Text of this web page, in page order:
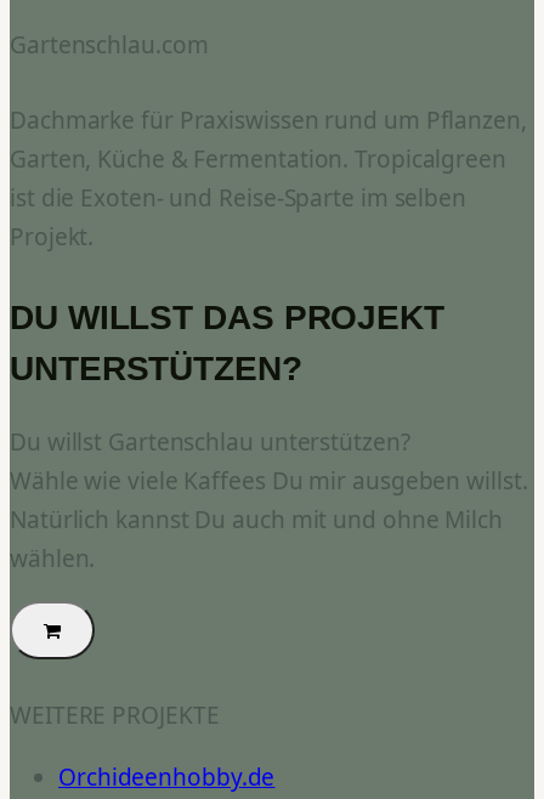
Gartenschlau.com
Dachmarke für Praxiswissen rund um Pflanzen,
Garten, Küche & Fermentation. Tropicalgreen
ist die Exoten- und Reise-Sparte im selben
Projekt.
DU WILLST DAS PROJEKT
UNTERSTÜTZEN?
Du willst Gartenschlau unterstützen?
Wähle wie viele Kaffees Du mir ausgeben willst.
Natürlich kannst Du auch mit und ohne Milch
wählen.
WEITERE PROJEKTE
Orchideenhobby.de